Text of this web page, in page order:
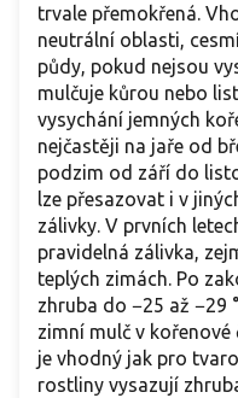
trvale přemokřená.
neutrální oblasti,
půdy, pokud nejsou
mulčuje kůrou nebo
vysychání jemných
nejčastěji na jaře od
podzim od září do
lze přesazovat i v
zálivky. V prvních
pravidelná zálivka,
teplých zimách. Po
zhruba do −25 až −29
zimní mulč v kořenové
je vhodný jak pro
rostliny vysazují